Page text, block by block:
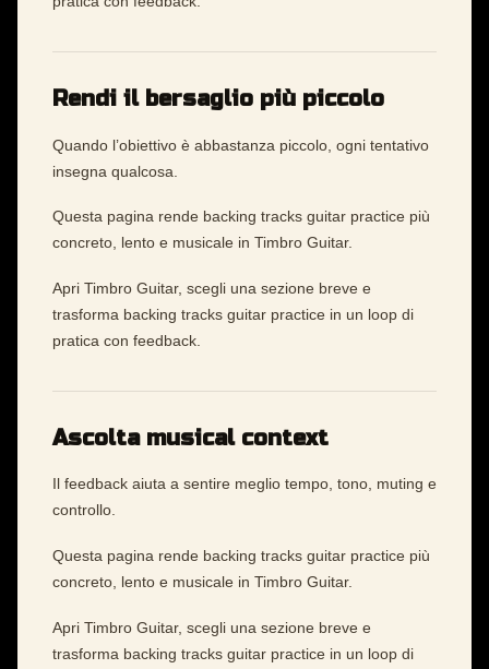
Rendi il bersaglio più piccolo
Quando l’obiettivo è abbastanza piccolo, ogni tentativo
insegna qualcosa.
Questa pagina rende backing tracks guitar practice più
concreto, lento e musicale in Timbro Guitar.
Apri Timbro Guitar, scegli una sezione breve e
trasforma backing tracks guitar practice in un loop di
pratica con feedback.
Ascolta musical context
Il feedback aiuta a sentire meglio tempo, tono, muting e
controllo.
Questa pagina rende backing tracks guitar practice più
concreto, lento e musicale in Timbro Guitar.
Apri Timbro Guitar, scegli una sezione breve e
trasforma backing tracks guitar practice in un loop di